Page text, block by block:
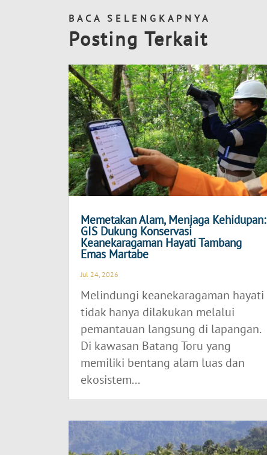
BACA SELENGKAPNYA
Posting Terkait
Memetakan Alam, Menjaga Kehidupan:
GIS Dukung Konservasi
Keanekaragaman Hayati Tambang
Emas Martabe
Jul 24, 2026
Melindungi keanekaragaman hayati
tidak hanya dilakukan melalui
pemantauan langsung di lapangan.
Di kawasan Batang Toru yang
memiliki bentang alam luas dan
ekosistem...